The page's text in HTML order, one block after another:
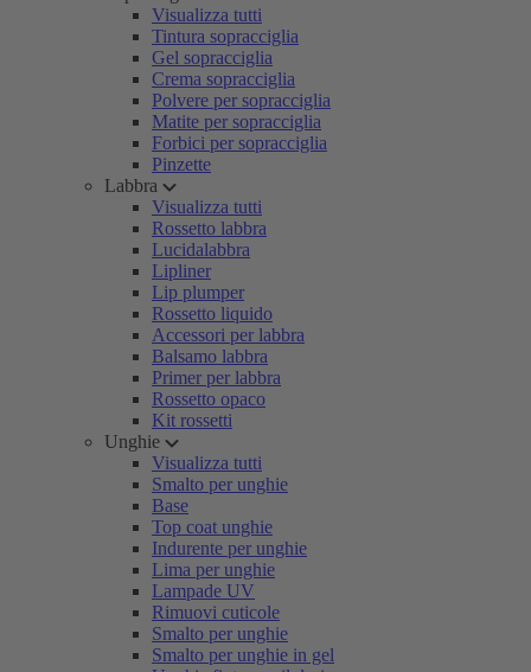
Visualizza tutti
Tintura sopracciglia
Gel sopracciglia
Crema sopracciglia
Polvere per sopracciglia
Matite per sopracciglia
Forbici per sopracciglia
Pinzette
Labbra
Visualizza tutti
Rossetto labbra
Lucidalabbra
Lipliner
Lip plumper
Rossetto liquido
Accessori per labbra
Balsamo labbra
Primer per labbra
Rossetto opaco
Kit rossetti
Unghie
Visualizza tutti
Smalto per unghie
Base
Top coat unghie
Indurente per unghie
Lima per unghie
Lampade UV
Rimuovi cuticole
Smalto per unghie
Smalto per unghie in gel